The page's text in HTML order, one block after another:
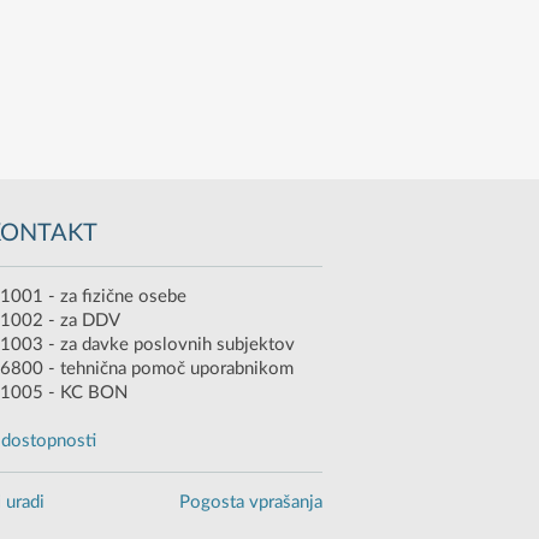
- za fizične osebe
- za DDV
- za davke poslovnih subjektov
- tehnična pomoč uporabnikom
- KC BON
dostopnosti
uradi Pogosta vprašanja